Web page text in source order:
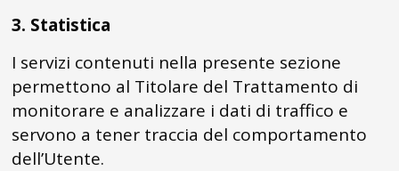
3. Statistica
I servizi contenuti nella presente sezione
permettono al Titolare del Trattamento di
monitorare e analizzare i dati di traffico e
servono a tener traccia del comportamento
dell’Utente.